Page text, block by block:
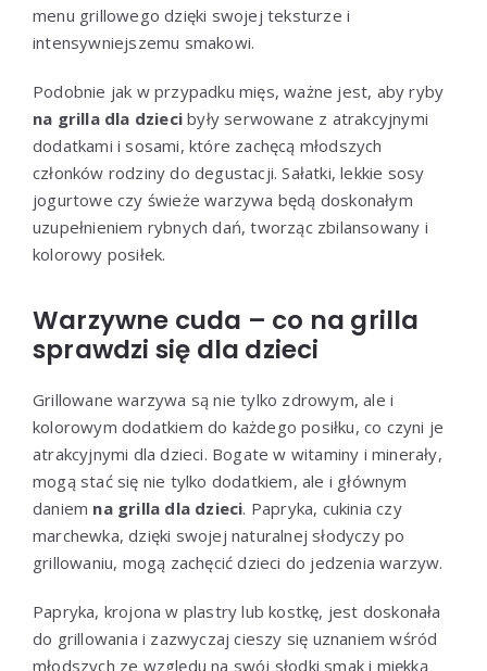
menu grillowego dzięki swojej teksturze i
intensywniejszemu smakowi.
Podobnie jak w przypadku mięs, ważne jest, aby ryby
na grilla dla dzieci były serwowane z atrakcyjnymi
dodatkami i sosami, które zachęcą młodszych
członków rodziny do degustacji. Sałatki, lekkie sosy
jogurtowe czy świeże warzywa będą doskonałym
uzupełnieniem rybnych dań, tworząc zbilansowany i
kolorowy posiłek.
Warzywne cuda – co na grilla
sprawdzi się dla dzieci
Grillowane warzywa są nie tylko zdrowym, ale i
kolorowym dodatkiem do każdego posiłku, co czyni je
atrakcyjnymi dla dzieci. Bogate w witaminy i minerały,
mogą stać się nie tylko dodatkiem, ale i głównym
daniem na grilla dla dzieci. Papryka, cukinia czy
marchewka, dzięki swojej naturalnej słodyczy po
grillowaniu, mogą zachęcić dzieci do jedzenia warzyw.
Papryka, krojona w plastry lub kostkę, jest doskonała
do grillowania i zazwyczaj cieszy się uznaniem wśród
młodszych ze względu na swój słodki smak i miękką